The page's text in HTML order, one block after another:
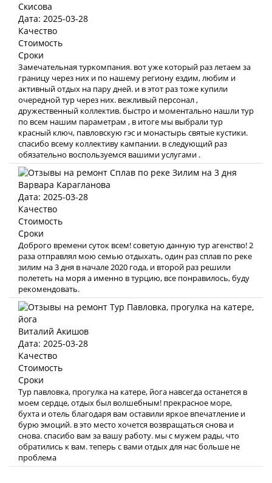
Скисова
Дата: 2025-03-28
Качество
Стоимость
Сроки
Замечательная туркомпания. вот уже который раз летаем за
границу через них и по нашему региону ездим, любим и
активный отдых на пару дней. и в этот раз тоже купили
очередной тур через них. вежливый персонал ,
дружественный коллектив. быстро и моментально нашли тур
по всем нашим параметрам , в итоге мы выбрали тур
красный ключ, павловскую гэс и монастырь святые кустики.
спасибо всему коллективу кампании. в следующий раз
обязательно воспользуемся вашими услугами .
Варвара Карагланова
Дата: 2025-03-28
Качество
Стоимость
Сроки
Доброго времени суток всем! советую данную тур агенство! 2
раза отправлял мою семью отдыхать, один раз сплав по реке
зилим на 3 дня в начале 2020 года, и второй раз решили
полететь на моря а именно в турцию, все понравилось, буду
рекомендовать.
Виталий Акишов
Дата: 2025-03-28
Качество
Стоимость
Сроки
Тур павловка, прогулка на катере, йога навсегда останется в
моем сердце, отдых был волшебным! прекрасное море,
бухта и отель благодаря вам оставили яркое впечатление и
бурю эмоций. в это место хочется возвращаться снова и
снова. спасибо вам за вашу работу. мы с мужем рады, что
обратились к вам. теперь с вами отдых для нас больше не
проблема